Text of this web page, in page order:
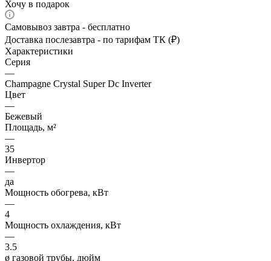
Хочу в подарок
Самовывоз завтра - бесплатно
Доставка послезавтра - по тарифам ТК (₽)
Характеристики
Серия
—
Champagne Crystal Super Dc Inverter
Цвет
—
Бежевый
Площадь, м²
—
35
Инвертор
—
да
Мощность обогрева, кВт
—
4
Мощность охлаждения, кВт
—
3.5
ø газовой трубы, дюйм